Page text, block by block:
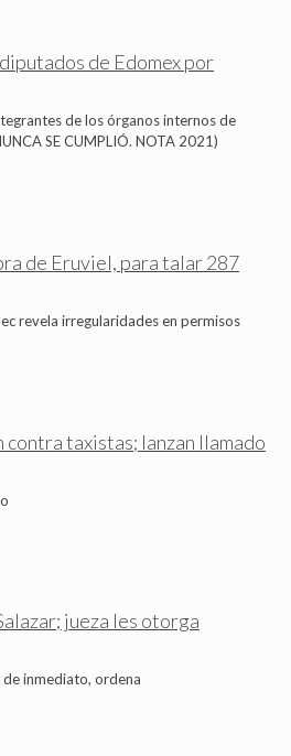
de Edomex por
de los órganos internos de
SE CUMPLIÓ. NOTA 2021)
de Eruviel, para talar 287
revela irregularidades en permisos
taxistas; lanzan llamado
jueza les otorga
inmediato, ordena